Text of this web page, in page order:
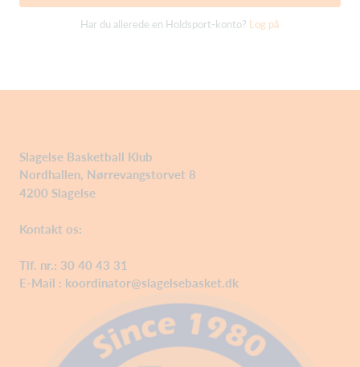
Har du allerede en Holdsport-konto? Log på
Slagelse Basketball Klub
Nordhallen, Nørrevangstorvet 8
4200 Slagelse
Kontakt os:
Tlf. nr.: 30 40 43 31
E-Mail : koordinator@slagelsebasket.dk